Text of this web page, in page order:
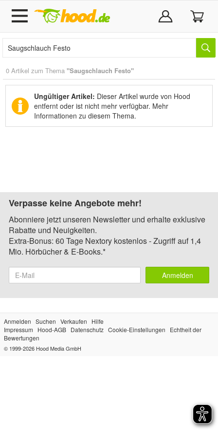
0 Artikel zum Thema "Saugschlauch Festo"
Ungültiger Artikel: Dieser Artikel wurde von Hood
entfernt oder ist nicht mehr verfügbar. Mehr
Informationen zu diesem Thema.
Verpasse keine Angebote mehr!
Abonniere jetzt unseren Newsletter und erhalte exklusive
Rabatte und Neuigkeiten.
Extra-Bonus: 60 Tage Nextory kostenlos - Zugriff auf 1,4
Mio. Hörbücher & E-Books.*
Anmelden
Anmelden Suchen Verkaufen
Hilfe
Impressum
Hood-AGB Datenschutz Cookie-Einstellungen
Echtheit der
Bewertungen
© 1999-2026 Hood Media GmbH